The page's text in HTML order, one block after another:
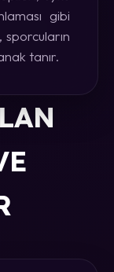
gibi
tanır.